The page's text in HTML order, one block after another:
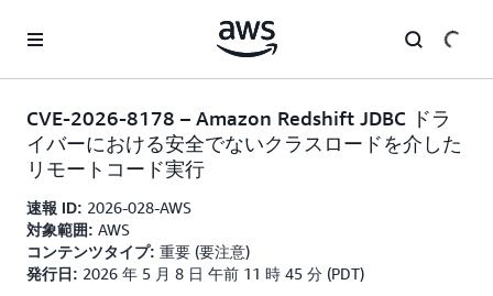
CVE-2026-8178 – Amazon Redshift JDBC ドラ
イバーにおける安全でないクラスロードを介した
リモートコード実行
速報 ID: 2026-028-AWS
対象範囲: AWS
コンテンツタイプ: 重要 (要注意)
発行日: 2026 年 5 月 8 日 午前 11 時 45 分 (PDT)